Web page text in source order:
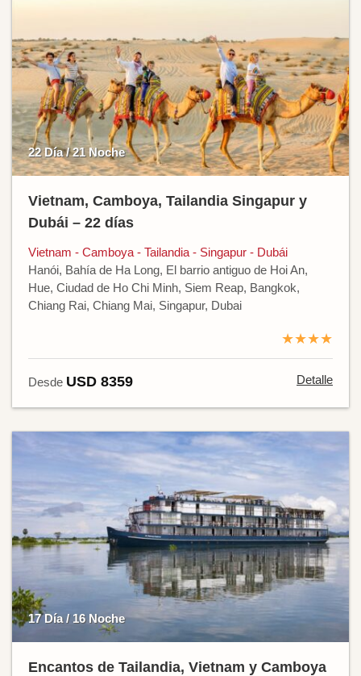
22 Día / 21 Noche
Vietnam, Camboya, Tailandia Singapur y
Dubái – 22 días
Vietnam - Camboya - Tailandia - Singapur - Dubái
Hanói, Bahía de Ha Long, El barrio antiguo de Hoi An,
Hue, Ciudad de Ho Chi Minh, Siem Reap, Bangkok,
Chiang Rai, Chiang Mai, Singapur, Dubai
★★★★
Desde USD 8359 Detalle
17 Día / 16 Noche
Encantos de Tailandia, Vietnam y Camboya